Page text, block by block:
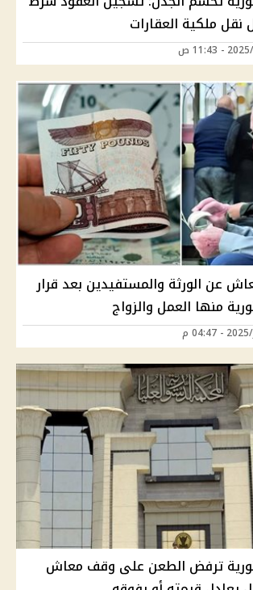
ملكية العقارات
عن الورثة والمستفيدين بعد قرار
منها العمل والزواج
ترفض الطعن على وقف معاش